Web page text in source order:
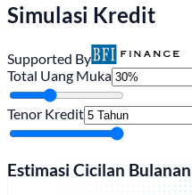
Simulasi Kredit
Supported By
Total Uang Muka
Tenor Kredit
Estimasi Cicilan Bulanan